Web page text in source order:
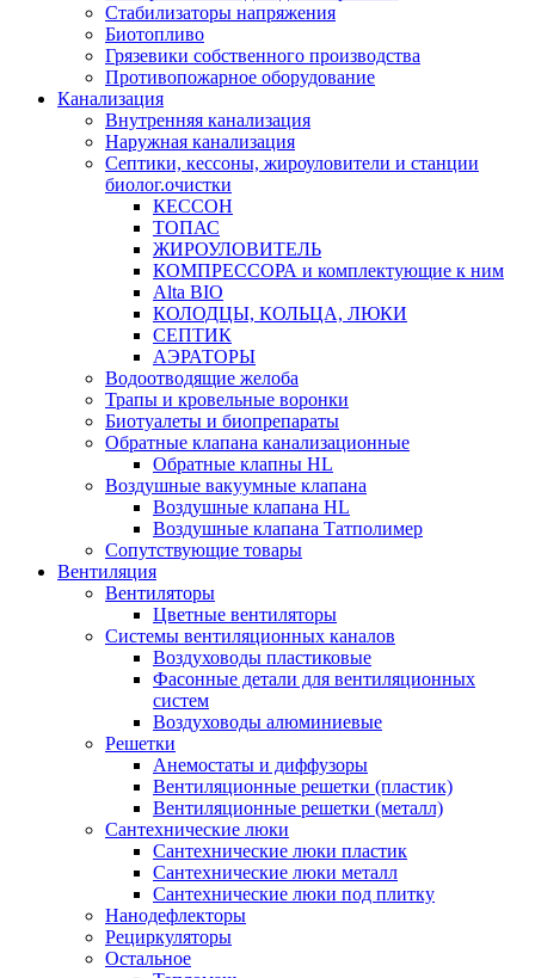
Стабилизаторы напряжения
Биотопливо
Грязевики собственного производства
Противопожарное оборудование
Канализация
Внутренняя канализация
Наружная канализация
Септики, кессоны, жироуловители и станции
биолог.очистки
КЕССОН
ТОПАС
ЖИРОУЛОВИТЕЛЬ
КОМПРЕССОРА и комплектующие к ним
Alta BIO
КОЛОДЦЫ, КОЛЬЦА, ЛЮКИ
СЕПТИК
АЭРАТОРЫ
Водоотводящие желоба
Трапы и кровельные воронки
Биотуалеты и биопрепараты
Обратные клапана канализационные
Обратные клапны HL
Воздушные вакуумные клапана
Воздушные клапана HL
Воздушные клапана Татполимер
Сопутствующие товары
Вентиляция
Вентиляторы
Цветные вентиляторы
Системы вентиляционных каналов
Воздуховоды пластиковые
Фасонные детали для вентиляционных
систем
Воздуховоды алюминиевые
Решетки
Анемостаты и диффузоры
Вентиляционные решетки (пластик)
Вентиляционные решетки (металл)
Сантехнические люки
Сантехнические люки пластик
Сантехнические люки металл
Сантехнические люки под плитку
Нанодефлекторы
Рециркуляторы
Остальное